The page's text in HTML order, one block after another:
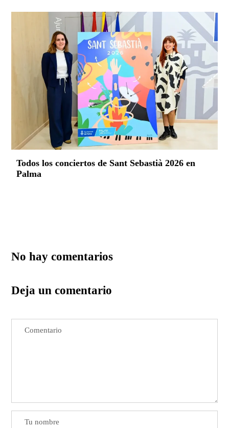
Todos los conciertos de Sant Sebastià 2026 en
Palma
No hay comentarios
Deja un comentario